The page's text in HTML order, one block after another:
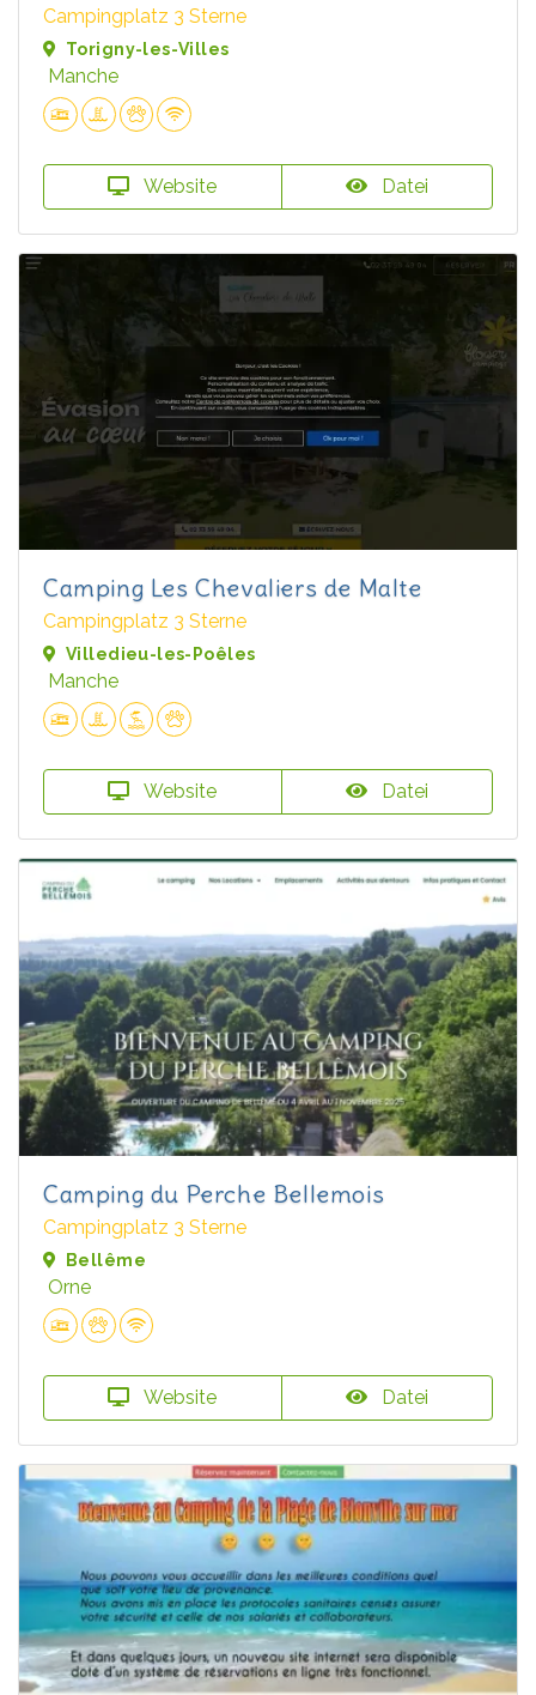
Campingplatz 3 Sterne
Torigny-les-Villes
Manche
Website Datei
Camping Les Chevaliers de Malte
Campingplatz 3 Sterne
Villedieu-les-Poêles
Manche
Website Datei
Camping du Perche Bellemois
Campingplatz 3 Sterne
Bellême
Orne
Website Datei